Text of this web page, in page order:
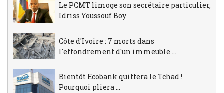
Le PCMT limoge son secrétaire particulier,
Idriss Youssouf Boy
Côte d'Ivoire : 7 morts dans
l'effondrement d'un immeuble ...
Bientôt Ecobank quittera le Tchad !
Pourquoi pliera ...